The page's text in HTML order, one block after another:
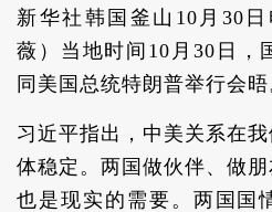
新华社韩国釜山10月30
薇）当地时间10月30日，
同美国总统特朗普举行会晤
习近平指出，中美关系在
体稳定。两国做伙伴、做
也是现实的需要。两国国